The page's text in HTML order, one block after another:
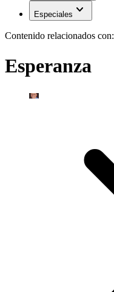
Especiales expand_more
Contenido relacionados con:
Esperanza